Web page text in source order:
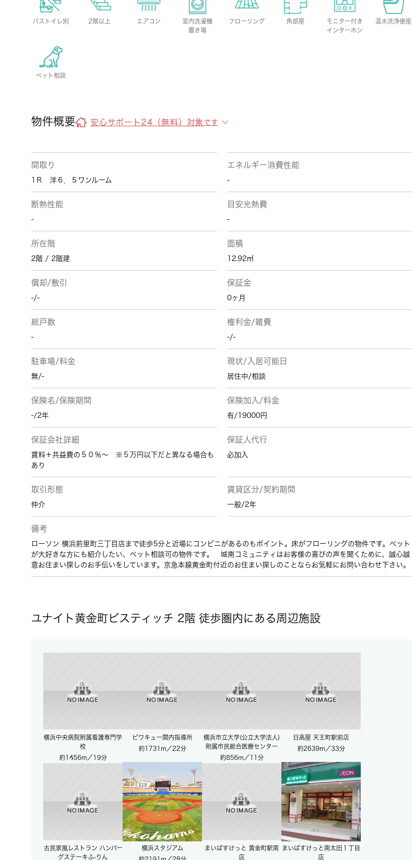
バストイレ別 2階以上 エアコン
室内洗濯機
置き場
フローリング 角部屋
モニター付き
インターホン
温水洗浄便座
ペット相談
物件概要 安心サポート24（無料）対象 です
間取り
1Ｒ 洋６．５ワンルーム
エネルギー消費性能
-
断熱性能
-
目安光熱費
-
所在階
2階 / 2階建
面積
12.92㎡
償却/敷引
-/-
保証金
0ヶ月
総戸数
-
権利金/雑費
-/-
駐車場/料金
無/-
現状/入居可能日
居住中/相談
保険名/保険期間
-/2年
保険加入/料金
有/19000円
保証会社詳細
賃料＋共益費の５０％～ ※５万円以下だと異なる場合も
あり
保証人代行
必加入
取引形態
仲介
賃貸区分/契約期間
一般/2年
備考
ローソン 横浜前里町三丁目店まで徒歩5分と近場にコンビニがあるのもポイント。床がフローリングの物件です。ペット
が大好きな方にも紹介したい、ペット相談可の物件です。 城南コミュニティはお客様の喜びの声を聞くために、誠心誠
意お住まい探しのお手伝いをしています。京急本線黄金町付近のお住まい探しのことならお気軽にお問い合わせ下さい。
ユナイト黄金町ピスティッチ 2階 徒歩圏内にある周辺施設
横浜中央病院附属看護専門学
校
約1456m／19分
ビワキュー関内指導所
約1731m／22分
横浜市立大学(公立大学法人)
附属市民総合医療センター
約856m／11分
日高屋 天王町駅前店
約2639m／33分
古民家風レストラン ハンバー
グステーキふ-りん
横浜スタジアム
まいばすけっと 黄金町駅南
店
まいばすけっと南太田１丁目
店